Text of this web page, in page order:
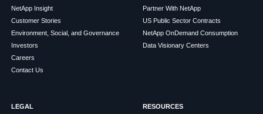
NetApp Insight
Customer Stories
Environment, Social, and Governance
Investors
Careers
Contact Us
Partner With NetApp
US Public Sector Contracts
NetApp OnDemand Consumption
Data Visionary Centers
LEGAL
RESOURCES